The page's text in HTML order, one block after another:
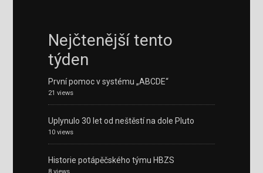
Nejčtenější tento
týden
První pomoc v systému „ABCDE“
21 views
Uplynulo 30 let od neštěstí na dole Pluto
10 views
Historie potápěčského týmu HBZS